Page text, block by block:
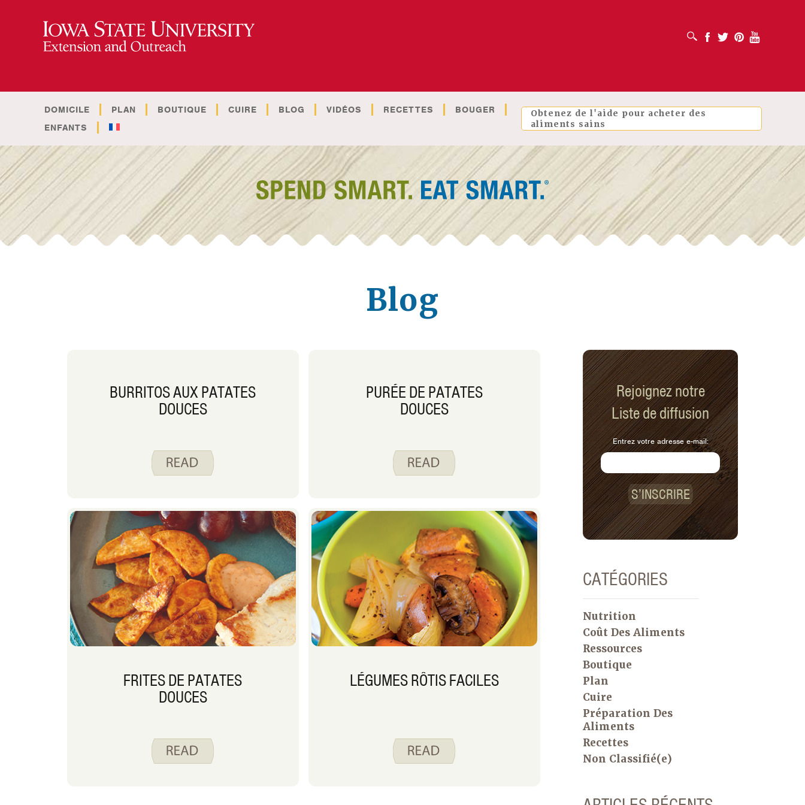
OUVRIR LA BOÎTE DE RECHERCHE
Facebook
Twitter PinterestYoutube
DOMICILE PLAN BOUTIQUE CUIRE BLOG VIDÉOS RECETTES
BOUGER
ENFANTS
Obtenez de l'aide pour acheter des
aliments sains
Blog
BURRITOS AUX PATATES
DOUCES
PURÉE DE PATATES
DOUCES
FRITES DE PATATES
DOUCES
LÉGUMES RÔTIS FACILES
Rejoignez notre
Liste de diffusion
Entrez votre adresse e-mail:
S’INSCRIRE
CATÉGORIES
Nutrition
Coût Des Aliments
Ressources
Boutique
Plan
Cuire
Préparation Des
Aliments
Recettes
Non Classifié(e)